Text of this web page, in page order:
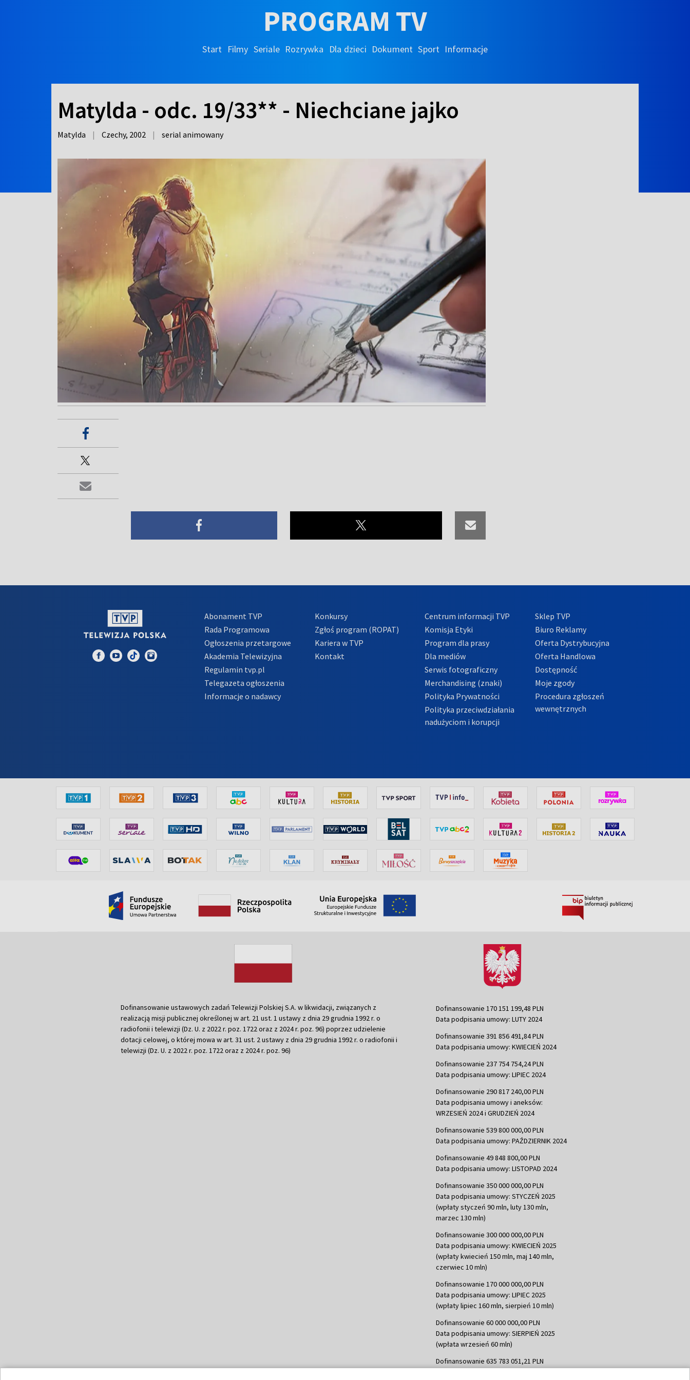
PROGRAM TV
Start Filmy Seriale Rozrywka Dla dzieci Dokument Sport Informacje
Matylda - odc. 19/33** - Niechciane jajko
Matylda | Czechy, 2002 | serial animowany
Abonament TVP
Rada Programowa
Ogłoszenia przetargowe
Akademia Telewizyjna
Regulamin tvp.pl
Telegazeta ogłoszenia
Informacje o nadawcy
Konkursy
Zgłoś program (ROPAT)
Kariera w TVP
Kontakt
Centrum informacji TVP
Komisja Etyki
Program dla prasy
Dla mediów
Serwis fotograficzny
Merchandising (znaki)
Polityka Prywatności
Polityka przeciwdziałania
nadużyciom i korupcji
Sklep TVP
Biuro Reklamy
Oferta Dystrybucyjna
Oferta Handlowa
Dostępność
Moje zgody
Procedura zgłoszeń
wewnętrznych
Dofinansowanie ustawowych zadań Telewizji Polskiej S.A. w likwidacji, związanych z
realizacją misji publicznej określonej w art. 21 ust. 1 ustawy z dnia 29 grudnia 1992 r. o
radiofonii i telewizji (Dz. U. z 2022 r. poz. 1722 oraz z 2024 r. poz. 96) poprzez udzielenie
dotacji celowej, o której mowa w art. 31 ust. 2 ustawy z dnia 29 grudnia 1992 r. o radiofonii i
telewizji (Dz. U. z 2022 r. poz. 1722 oraz z 2024 r. poz. 96)
Dofinansowanie 170 151 199,48 PLN
Data podpisania umowy: LUTY 2024
Dofinansowanie 391 856 491,84 PLN
Data podpisania umowy: KWIECIEŃ 2024
Dofinansowanie 237 754 754,24 PLN
Data podpisania umowy: LIPIEC 2024
Dofinansowanie 290 817 240,00 PLN
Data podpisania umowy i aneksów:
WRZESIEŃ 2024 i GRUDZIEŃ 2024
Dofinansowanie 539 800 000,00 PLN
Data podpisania umowy: PAŹDZIERNIK 2024
Dofinansowanie 49 848 800,00 PLN
Data podpisania umowy: LISTOPAD 2024
Dofinansowanie 350 000 000,00 PLN
Data podpisania umowy: STYCZEŃ 2025
(wpłaty styczeń 90 mln, luty 130 mln,
marzec 130 mln)
Dofinansowanie 300 000 000,00 PLN
Data podpisania umowy: KWIECIEŃ 2025
(wpłaty kwiecień 150 mln, maj 140 mln,
czerwiec 10 mln)
Dofinansowanie 170 000 000,00 PLN
Data podpisania umowy: LIPIEC 2025
(wpłaty lipiec 160 mln, sierpień 10 mln)
Dofinansowanie 60 000 000,00 PLN
Data podpisania umowy: SIERPIEŃ 2025
(wpłata wrzesień 60 mln)
Dofinansowanie 635 783 051,21 PLN